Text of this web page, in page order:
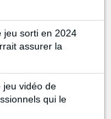
jeu sorti en 2024
assurer la
jeu vidéo de
qui le